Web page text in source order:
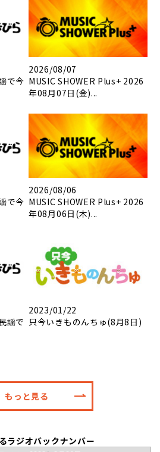
で今
2026/08/07
MUSIC SHOWER Plus+ 2026
年08月07日(金)...
で今
2026/08/06
MUSIC SHOWER Plus+ 2026
年08月06日(木)...
謡で
2023/01/22
只今いきものんちゅ(8月8日)
もっと見る
ラジオバックナンバー